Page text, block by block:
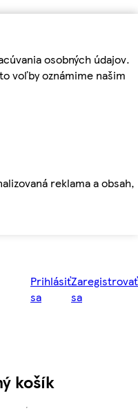
osobných údajov.
voľby oznámime našim
reklama a obsah,
Prihlásiť
sa
Zaregistrovať
sa
košík